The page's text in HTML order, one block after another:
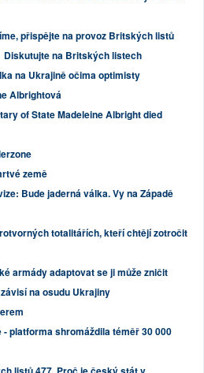
přispějte na provoz Britských listů
Diskutujte na Britských listech
na Ukrajině očima optimisty
Albrightová
of State Madeleine Albright died
země
Bude jaderná válka. Vy na Západě
totalitářích, kteří chtějí zotročit
armády adaptovat se ji může zničit
na osudu Ukrajiny
- platforma shromáždila téměř 30 000